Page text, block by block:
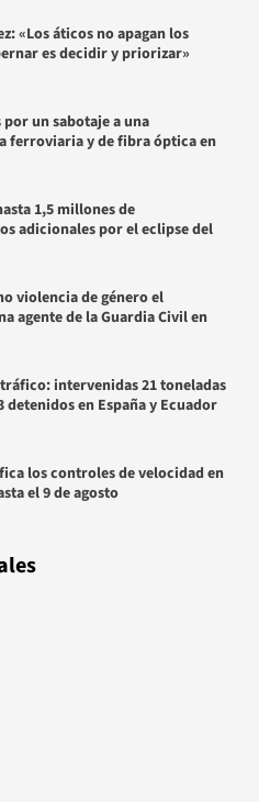
«Los áticos no apagan los
es decidir y priorizar»
un sabotaje a una
ferroviaria y de fibra óptica en
1,5 millones de
adicionales por el eclipse del
violencia de género el
agente de la Guardia Civil en
intervenidas 21 toneladas
detenidos en España y Ecuador
los controles de velocidad en
el 9 de agosto